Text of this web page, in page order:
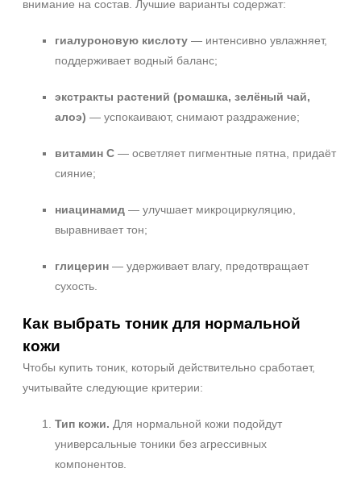
SPF 50
внимание на состав. Лучшие варианты содержат:
гиалуроновую кислоту — интенсивно увлажняет,
поддерживает водный баланс;
экстракты растений (ромашка, зелёный чай,
алоэ) — успокаивают, снимают раздражение;
витамин С — осветляет пигментные пятна, придаёт
сияние;
ниацинамид — улучшает микроциркуляцию,
выравнивает тон;
глицерин — удерживает влагу, предотвращает
сухость.
Как выбрать тоник для нормальной
кожи
Чтобы купить тоник, который действительно сработает,
учитывайте следующие критерии:
Тип кожи. Для нормальной кожи подойдут
универсальные тоники без агрессивных
компонентов.
+7 (929) 933-09-89